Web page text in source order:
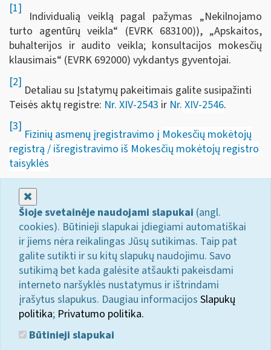
[1]
Individualią veiklą pagal pažymas „Nekilnojamo
turto agentūrų veikla“ (EVRK 683100)), „Apskaitos,
buhalterijos ir audito veikla; konsultacijos mokesčių
klausimais“ (EVRK 692000) vykdantys gyventojai.
[2]
Detaliau su Įstatymų pakeitimais galite susipažinti
Teisės aktų registre: Nr. XIV-2543 ir Nr. XIV-2546.
[3]
Fizinių asmenų įregistravimo į Mokesčių mokėtojų
registrą / išregistravimo iš Mokesčių mokėtojų registro
taisyklės
Šioje svetainėje naudojami slapukai (angl.
cookies). Būtinieji slapukai įdiegiami automatiškai
ir jiems nėra reikalingas Jūsų sutikimas. Taip pat
galite sutikti ir su kitų slapukų naudojimu. Savo
sutikimą bet kada galėsite atšaukti pakeisdami
interneto naršyklės nustatymus ir ištrindami
įrašytus slapukus. Daugiau informacijos Slapukų
politika; Privatumo politika.
Būtinieji slapukai